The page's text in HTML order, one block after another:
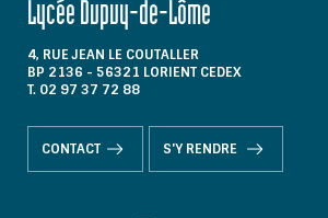
Lycée Dupuy-de-Lôme
4, RUE JEAN LE COUTALLER
BP 2136 - 56321 LORIENT CEDEX
T. 02 97 37 72 88
CONTACT S'Y RENDRE